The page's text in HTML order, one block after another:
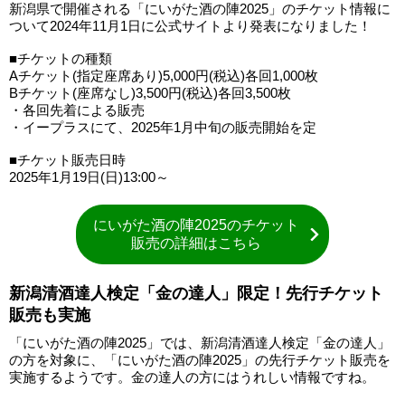
新潟県で開催される「にいがた酒の陣2025」のチケット情報に
ついて2024年11月1日に公式サイトより発表になりました！
■チケットの種類
Aチケット(指定座席あり)5,000円(税込)各回1,000枚
Bチケット(座席なし)3,500円(税込)各回3,500枚
・各回先着による販売
・イープラスにて、2025年1月中旬の販売開始を定
■チケット販売日時
2025年1月19日(日)13:00～
にいがた酒の陣2025のチケット
販売の詳細はこちら
新潟清酒達人検定「金の達人」限定！先行チケット
販売も実施
「にいがた酒の陣2025」では、新潟清酒達人検定「金の達人」
の方を対象に、「にいがた酒の陣2025」の先行チケット販売を
実施するようです。金の達人の方にはうれしい情報ですね。